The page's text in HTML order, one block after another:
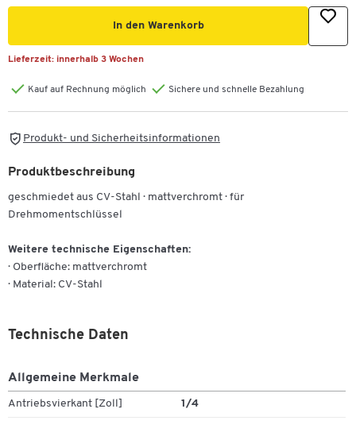
In den Warenkorb
Lieferzeit: innerhalb 3 Wochen
Kauf auf Rechnung möglich Sichere und schnelle Bezahlung
Produkt- und Sicherheitsinformationen
Produktbeschreibung
geschmiedet aus CV-Stahl · mattverchromt · für
Drehmomentschlüssel
Weitere technische Eigenschaften:
· Oberfläche: mattverchromt
· Material: CV-Stahl
Technische Daten
Allgemeine Merkmale
Antriebsvierkant [Zoll] 1/4